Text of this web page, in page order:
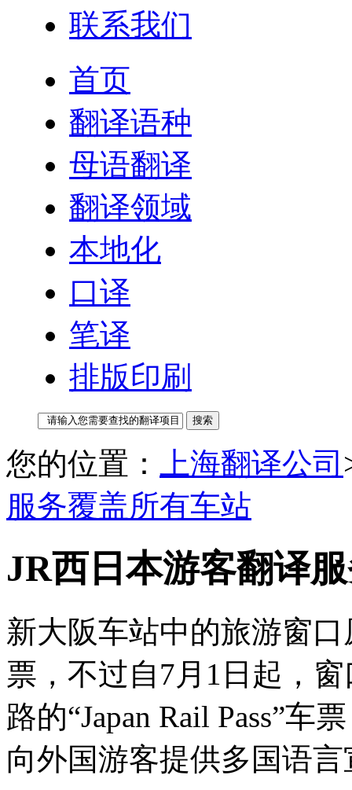
联系我们
首页
翻译语种
母语翻译
翻译领域
本地化
口译
笔译
排版印刷
您的位置： 上海翻译公司
服务覆盖所有车站
JR西日本游客翻译
新大阪车站中的旅游窗
票，不过自7月1日起，
路的“Japan Rail Pass”车
向外国游客提供多国语